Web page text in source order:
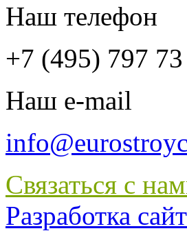
Наш телефон
+7 (495) 797 73
Наш e-mail
Связаться с
Разработка